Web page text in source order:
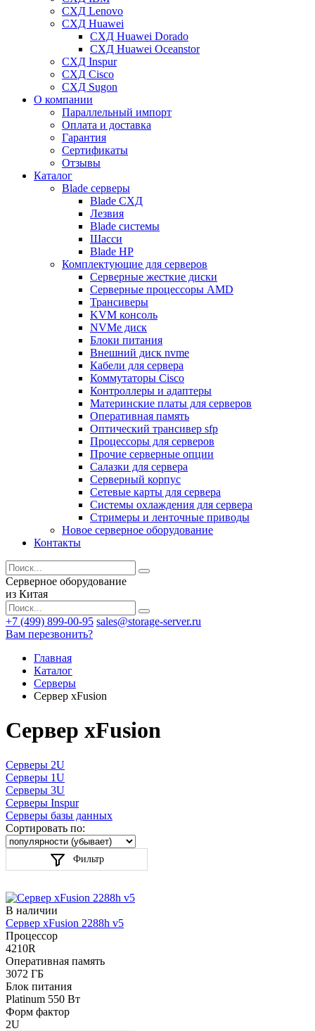
СХД Lenovo
СХД Huawei
СХД Huawei Dorado
СХД Huawei Oceanstor
СХД Inspur
СХД Cisco
СХД Sugon
О компании
Параллельный импорт
Оплата и доставка
Гарантия
Сертификаты
Отзывы
Каталог
Blade серверы
Blade СХД
Лезвия
Blade системы
Шасси
Blade HP
Комплектующие для серверов
Серверные жесткие диски
Серверные процессоры AMD
Трансиверы
KVM консоль
NVMe диск
Блоки питания
Внешний диск nvme
Кабели для сервера
Коммутаторы Cisco
Контроллеры и адаптеры
Материнские платы для серверов
Оперативная память
Оптический трансивер sfp
Процессоры для серверов
Прочие серверные опции
Салазки для сервера
Серверный корпус
Сетевые карты для сервера
Системы охлаждения для сервера
Стримеры и ленточные приводы
Новое серверное оборудование
Контакты
Серверное оборудование
из Китая
+7 (499) 899-00-95 sales@storage-server.ru
Вам перезвонить?
Главная
Каталог
Серверы
Сервер xFusion
Сервер xFusion
Серверы 2U
Серверы 1U
Серверы 3U
Серверы Inspur
Серверы базы данных
Сортировать по:
Фильтр
В наличии
Сервер xFusion 2288h v5
Процессор
4210R
Оперативная память
3072 ГБ
Блок питания
Platinum 550 Вт
Форм фактор
2U